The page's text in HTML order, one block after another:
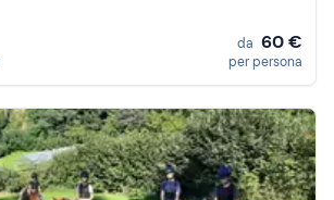
da 60 €
per persona